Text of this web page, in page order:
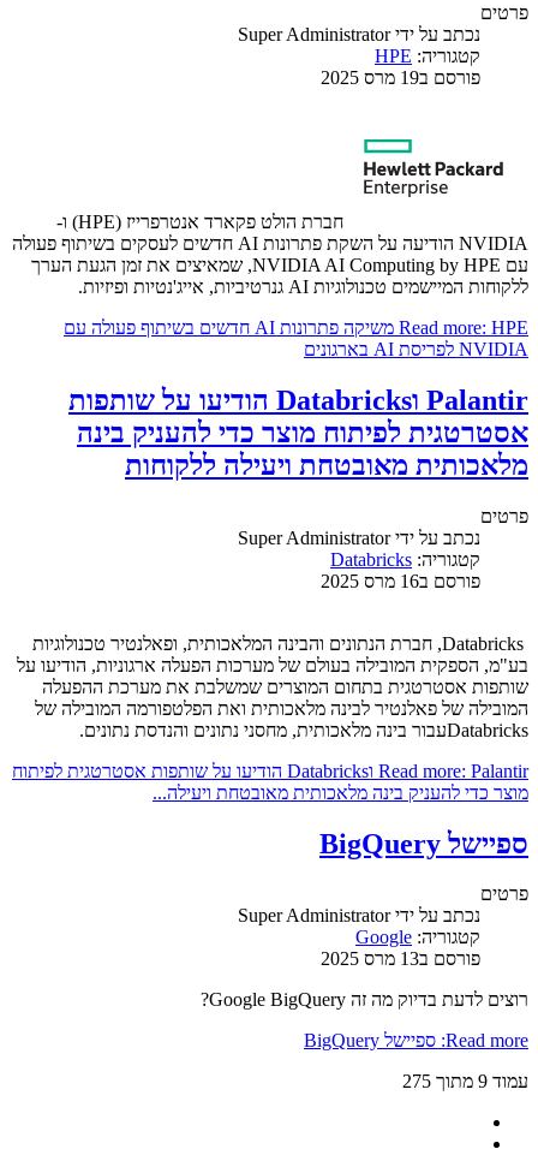
פרטים
נכתב על ידיSuper Administrator
קטגוריה: HPE
פורסם ב19 מרס 2025
חברת הולט פקארד אנטרפרייז (HPE) ו-
NVIDIA הודיעה על השקת פתרונות AI חדשים לעסקים בשיתוף פעולה
עם NVIDIA AI Computing by HPE, שמאיצים את זמן הגעת הערך
ללקוחות המיישמים טכנולוגיות AI גנרטיביות, אייג'נטיות ופיזיות.
Read more: HPE משיקה פתרונות AI חדשים בשיתוף פעולה עם
NVIDIA לפריסת AI בארגונים
Palantir וDatabricks הודיעו על שותפות
אסטרטגית לפיתוח מוצר כדי להעניק בינה
מלאכותית מאובטחת ויעילה ללקוחות
פרטים
נכתב על ידיSuper Administrator
קטגוריה: Databricks
פורסם ב16 מרס 2025
Databricks, חברת הנתונים והבינה המלאכותית, ופאלנטיר טכנולוגיות
בע"מ, הספקית המובילה בעולם של מערכות הפעלה ארגוניות, הודיעו על
שותפות אסטרטגית בתחום המוצרים שמשלבת את מערכת ההפעלה
המובילה של פאלנטיר לבינה מלאכותית ואת הפלטפורמה המובילה של
Databricksעבור בינה מלאכותית, מחסני נתונים והנדסת נתונים.
Read more: Palantir וDatabricks הודיעו על שותפות אסטרטגית לפיתוח
מוצר כדי להעניק בינה מלאכותית מאובטחת ויעילה...
ספיישל BigQuery
פרטים
נכתב על ידיSuper Administrator
קטגוריה: Google
פורסם ב13 מרס 2025
רוצים לדעת בדיוק מה זה Google BigQuery?
Read more: ספיישל BigQuery
עמוד 9 מתוך 275